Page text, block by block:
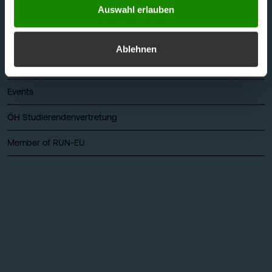
Auswahl erlauben
Ablehnen
Mensa & Café Campus
Alumni
Events
ÖH Studierendenvertretung
Member of RUN-EU